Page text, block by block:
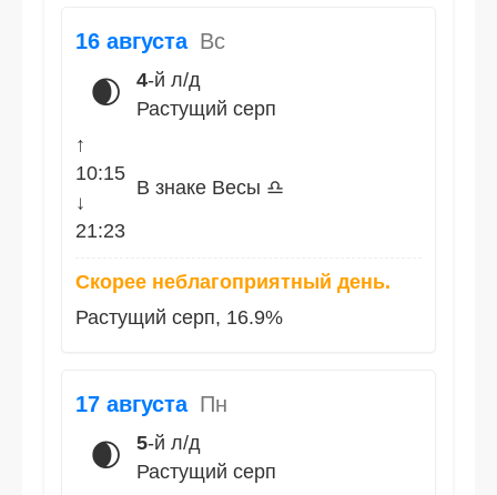
16 августа Вс
🌒 4-й л/д
Растущий серп
↑
10:15
↓
21:23
В знаке Весы ♎
Скорее неблагоприятный день.
Растущий серп, 16.9%
17 августа Пн
🌒 5-й л/д
Растущий серп